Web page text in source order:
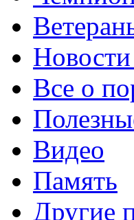
Все о
Видео
Память
Другие